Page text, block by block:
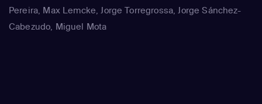
Pereira, Max Lemcke, Jorge Torregrossa, Jorge Sánchez-
Cabezudo, Miguel Mota